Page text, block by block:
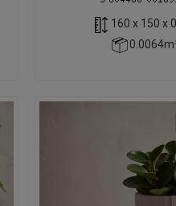
160 x 150 x